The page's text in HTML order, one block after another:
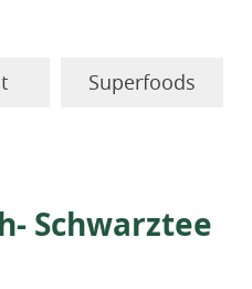
Superfoods
Schwarztee